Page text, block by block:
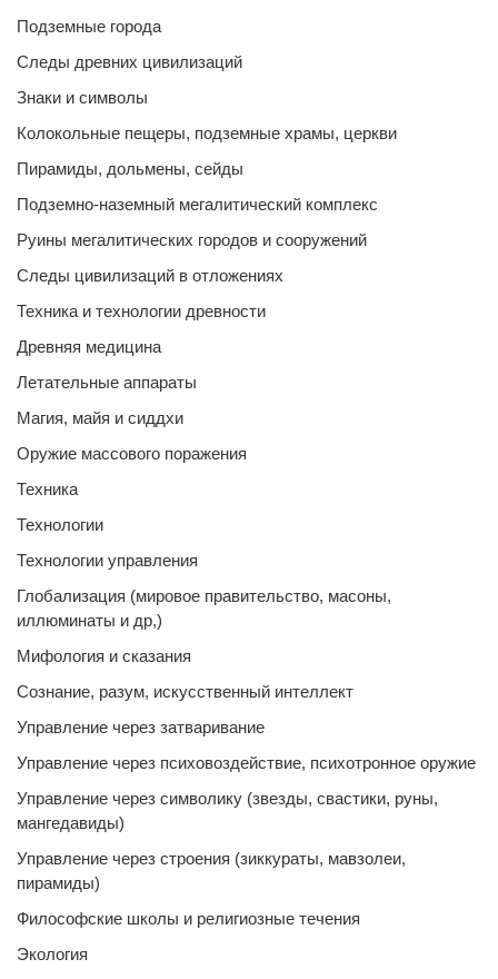
Подземные города
Следы древних цивилизаций
Знаки и символы
Колокольные пещеры, подземные храмы, церкви
Пирамиды, дольмены, сейды
Подземно-наземный мегалитический комплекс
Руины мегалитических городов и сооружений
Следы цивилизаций в отложениях
Техника и технологии древности
Древняя медицина
Летательные аппараты
Магия, майя и сиддхи
Оружие массового поражения
Техника
Технологии
Технологии управления
Глобализация (мировое правительство, масоны,
иллюминаты и др,)
Мифология и сказания
Сознание, разум, искусственный интеллект
Управление через затваривание
Управление через психовоздействие, психотронное оружие
Управление через символику (звезды, свастики, руны,
мангедавиды)
Управление через строения (зиккураты, мавзолеи,
пирамиды)
Философские школы и религиозные течения
Экология